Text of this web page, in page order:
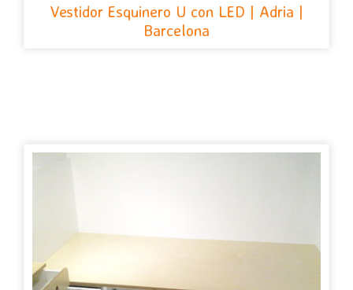
Vestidor Esquinero U con LED | Adria |
Barcelona